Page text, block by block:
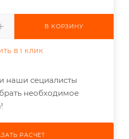
В КОРЗИНУ
В 1 КЛИК
наши сециалисты
необходимое
РАСЧЕТ